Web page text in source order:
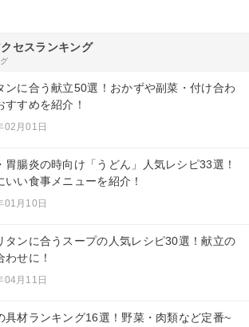
セスランキング
ンに合う献立50選！おかずや副菜・付け合わ
すすめを紹介！
02月01日
胃腸炎の時向け「うどん」人気レシピ33選！
いい食事メニューを紹介！
01月10日
タンに合うスープの人気レシピ30選！献立の
わせに！
04月11日
具材ランキング16選！野菜・肉類など定番~